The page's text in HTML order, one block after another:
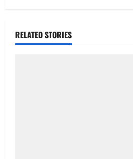
v
i
RELATED STORIES